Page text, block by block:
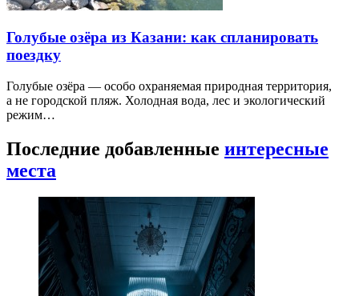
Голубые озёра из Казани: как спланировать
поездку
Голубые озёра — особо охраняемая природная территория,
а не городской пляж. Холодная вода, лес и экологический
режим…
Последние добавленные интересные
места